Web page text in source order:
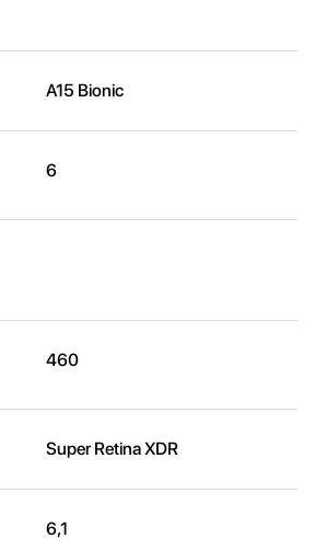
A15 Bionic
6
460
Super Retina XDR
6,1